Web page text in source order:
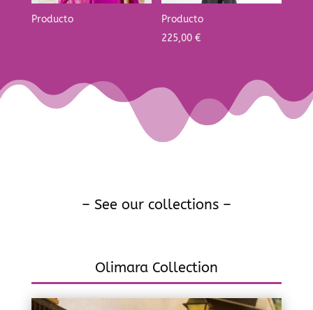
Producto
Producto
225,00€
– See our collections –
Olimara Collection